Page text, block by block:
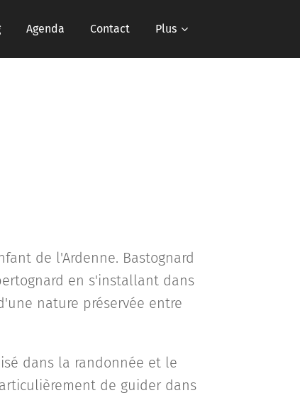
Agenda Contact Plus
de l'Ardenne. Bastognard
en s'installant dans
nature préservée entre
dans la randonnée et le
de guider dans